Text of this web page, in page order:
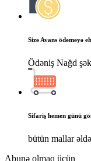
Sizə Avans ödəməyə
Ödəniş Nağd
Sifariş hemen günü
bütün mallar
Abunə olmaq üçün